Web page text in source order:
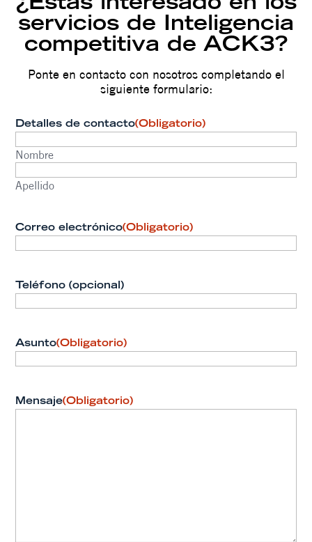
¿Estás interesado en los
servicios de Inteligencia
competitiva de ACK3?
Ponte en contacto con nosotros completando el
siguiente formulario:
Detalles de contacto(Obligatorio)
Nombre
Apellido
Correo electrónico(Obligatorio)
Teléfono (opcional)
Asunto(Obligatorio)
Mensaje(Obligatorio)